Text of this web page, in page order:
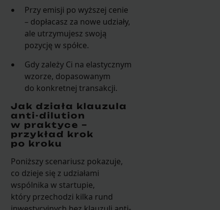
Przy emisji po wyższej cenie
– dopłacasz za nowe udziały,
ale utrzymujesz swoją
pozycję w spółce.
Gdy zależy Ci na elastycznym
wzorze, dopasowanym
do konkretnej transakcji.
Jak działa klauzula
anti-dilution
w praktyce –
przykład krok
po kroku
Poniższy scenariusz pokazuje,
co dzieje się z udziałami
wspólnika w startupie,
który przechodzi kilka rund